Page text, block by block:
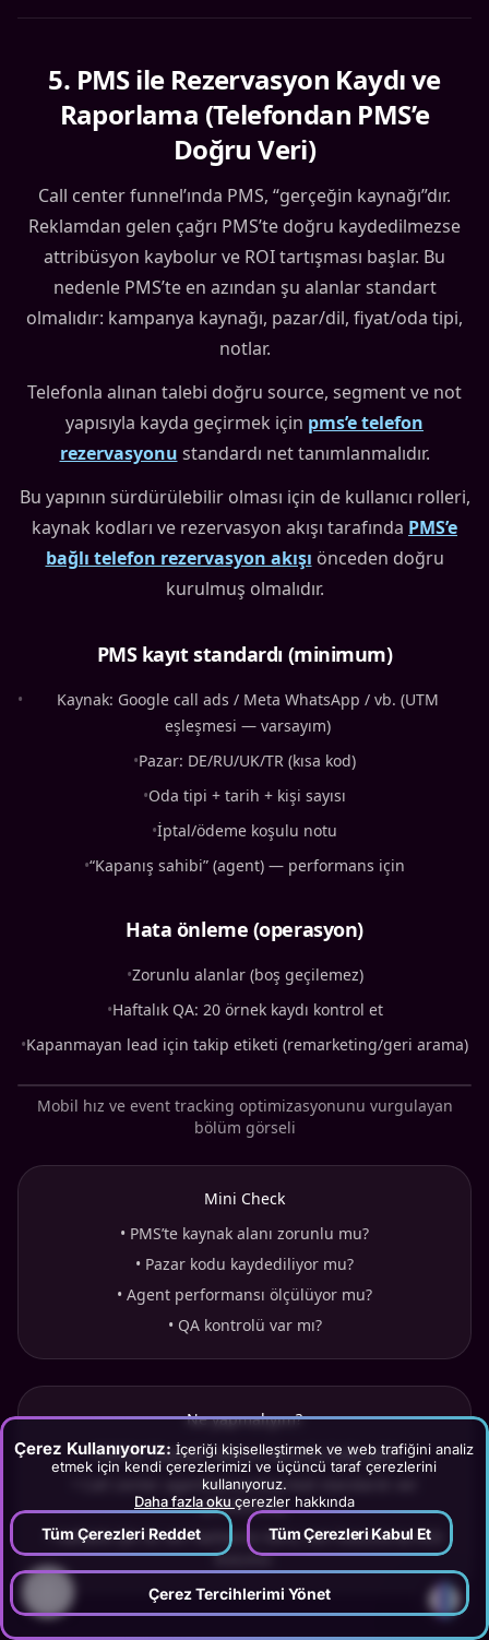
Çerez Kullanıyoruz: İçeriği kişiselleştirmek ve web trafiğini analiz
etmek için kendi çerezlerimizi ve üçüncü taraf çerezlerini
kullanıyoruz.
Daha fazla oku çerezler hakkında
Tüm Çerezleri Reddet Tüm Çerezleri Kabul Et
Çerez Tercihlerimi Yönet
5. PMS ile Rezervasyon Kaydı ve
Raporlama (Telefondan PMS’e
Doğru Veri)
Call center funnel’ında PMS, “gerçeğin kaynağı”dır.
Reklamdan gelen çağrı PMS’te doğru kaydedilmezse
attribüsyon kaybolur ve ROI tartışması başlar. Bu
nedenle PMS’te en azından şu alanlar standart
olmalıdır: kampanya kaynağı, pazar/dil, fiyat/oda tipi,
notlar.
Telefonla alınan talebi doğru source, segment ve not
yapısıyla kayda geçirmek için pms’e telefon
rezervasyonu standardı net tanımlanmalıdır.
Bu yapının sürdürülebilir olması için de kullanıcı rolleri,
kaynak kodları ve rezervasyon akışı tarafında PMS’e
bağlı telefon rezervasyon akışı önceden doğru
kurulmuş olmalıdır.
PMS kayıt standardı (minimum)
•
Kaynak: Google call ads / Meta WhatsApp / vb. (UTM
eşleşmesi — varsayım)
•Pazar: DE/RU/UK/TR (kısa kod)
•Oda tipi + tarih + kişi sayısı
•İptal/ödeme koşulu notu
•“Kapanış sahibi” (agent) — performans için
Hata önleme (operasyon)
•Zorunlu alanlar (boş geçilemez)
•Haftalık QA: 20 örnek kaydı kontrol et
•Kapanmayan lead için takip etiketi (remarketing/geri arama)
Mobil hız ve event tracking optimizasyonunu vurgulayan
bölüm görseli
Mini Check
• PMS’te kaynak alanı zorunlu mu?
• Pazar kodu kaydediliyor mu?
• Agent performansı ölçülüyor mu?
• QA kontrolü var mı?
Ne yapmalıyım?
•PMS’te “kaynak” alanını zorunlu hale getir.
Call center agent’larına kısa kod standardı ver
(DE/RU/UK).
•Haftalık QA ile veri kalitesini koru; veri bozulursa ROI
bozulur.
?